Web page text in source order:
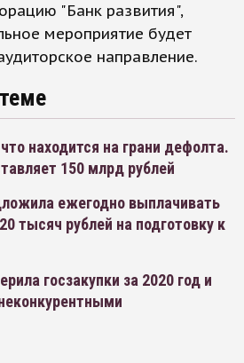
"Банк развития",
мероприятие будет
направление.
находится на грани дефолта.
150 млрд рублей
ежегодно выплачивать
тысяч рублей на подготовку к
госзакупки за 2020 год и